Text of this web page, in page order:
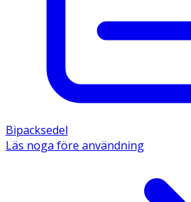
Bipacksedel
Läs noga före användning